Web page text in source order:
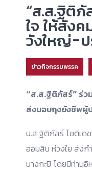
“ส.ส.ฐิติภั
ใจ ให้สัง
วังใหญ่-ป
ข่าวกิจกรรมพรรค
“ส.ส.ฐิติภัสร์” ร่ว
ส่งมอบถุงยังชีพผู้
น.ส.ฐิติภัสร์ โชติเด
ออมสิน ห่วงใย ส่ง
บางกะปิ โดยมีท่าน